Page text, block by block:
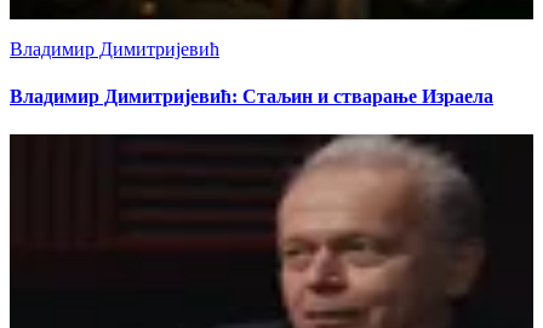
Владимир Димитријевић
Владимир Димитријевић: Стаљин и стварање Израела